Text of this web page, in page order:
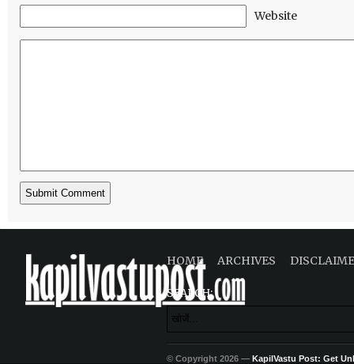
Website
HOME ARCHIVES
SEARCH:
© Copyright 2026 — KapilVastu Post: Get